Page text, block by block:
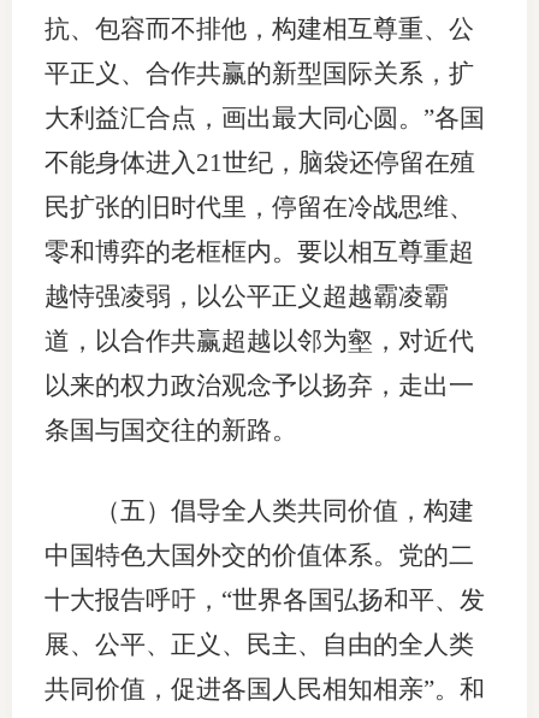
抗、包容而不排他，构建相互尊重、公
平正义、合作共赢的新型国际关系，扩
大利益汇合点，画出最大同心圆。”各国
不能身体进入21世纪，脑袋还停留在殖
民扩张的旧时代里，停留在冷战思维、
零和博弈的老框框内。要以相互尊重超
越恃强凌弱，以公平正义超越霸凌霸
道，以合作共赢超越以邻为壑，对近代
以来的权力政治观念予以扬弃，走出一
条国与国交往的新路。
（五）倡导全人类共同价值，构建
中国特色大国外交的价值体系。党的二
十大报告呼吁，“世界各国弘扬和平、发
展、公平、正义、民主、自由的全人类
共同价值，促进各国人民相知相亲”。和